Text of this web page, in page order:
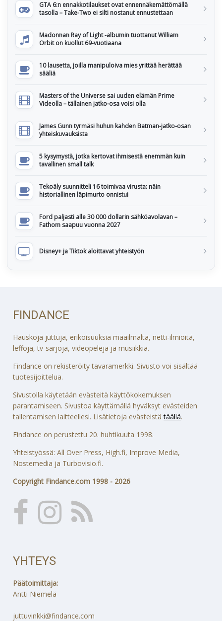
GTA 6:n ennakkotilaukset ovat ennennäkemättömällä
tasolla – Take-Two ei silti nostanut ennustettaan
Madonnan Ray of Light -albumin tuottanut William
Orbit on kuollut 69-vuotiaana
10 lausetta, joilla manipuloiva mies yrittää herättää
sääliä
Masters of the Universe sai uuden elämän Prime
Videolla – tällainen jatko-osa voisi olla
James Gunn tyrmäsi huhun kahden Batman-jatko-osan
yhteiskuvauksista
5 kysymystä, jotka kertovat ihmisestä enemmän kuin
tavallinen small talk
Tekoäly suunnitteli 16 toimivaa virusta: näin
historiallinen läpimurto onnistui
Ford paljasti alle 30 000 dollarin sähköavolavan –
Fathom saapuu vuonna 2027
Disney+ ja Tiktok aloittavat yhteistyön
FINDANCE
Hauskoja juttuja, erikoisuuksia maailmalta, netti-ilmiöitä,
leffoja, tv-sarjoja, videopelejä ja musiikkia.
Findance on rekisteröity tavaramerkki. Sivusto voi sisältää
tuotesijoittelua.
Sivustolla käytetään evästeitä käyttökokemuksen
parantamiseen. Sivustoa käyttämällä hyväksyt evästeiden
tallentamisen laitteellesi. Lisätietoja evästeistätäällä.
Findance on perustettu 20. huhtikuuta 1998.
Yhteistyössä: All Over Press, High.fi, Improve Media,
Nostemedia ja Turbovisio.fi.
Copyright Findance.com 1998 - 2026
YHTEYS
Päätoimittaja:
Antti Niemelä
juttuvinkki@findance.com